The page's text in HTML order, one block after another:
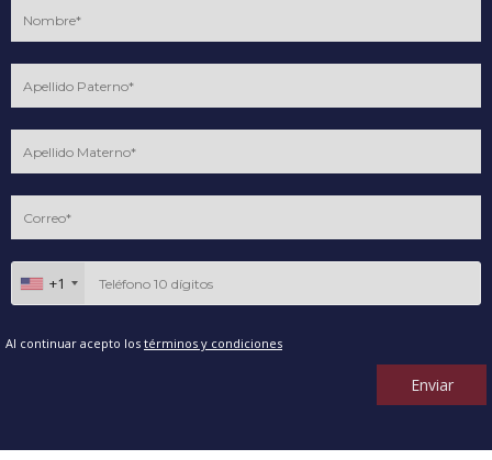
+1
Al continuar acepto los términos y condiciones
Enviar